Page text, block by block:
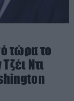
τώρα το
Ντι